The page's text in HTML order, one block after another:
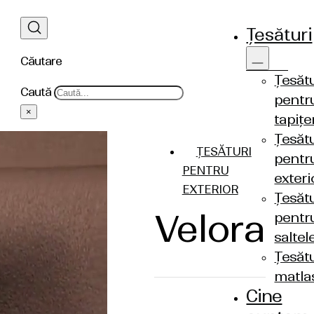
Căutare
Caută
×
Țesături
Cine
ȚESĂTURI
PENTRU
EXTERIOR
Velora